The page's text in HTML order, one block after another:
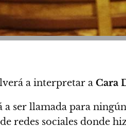
a interpretar a Cara
a ser llamada para
redes sociales donde